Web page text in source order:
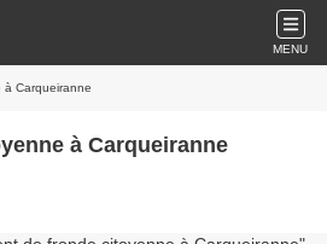
MENU
Carqueiranne
à Carqueiranne